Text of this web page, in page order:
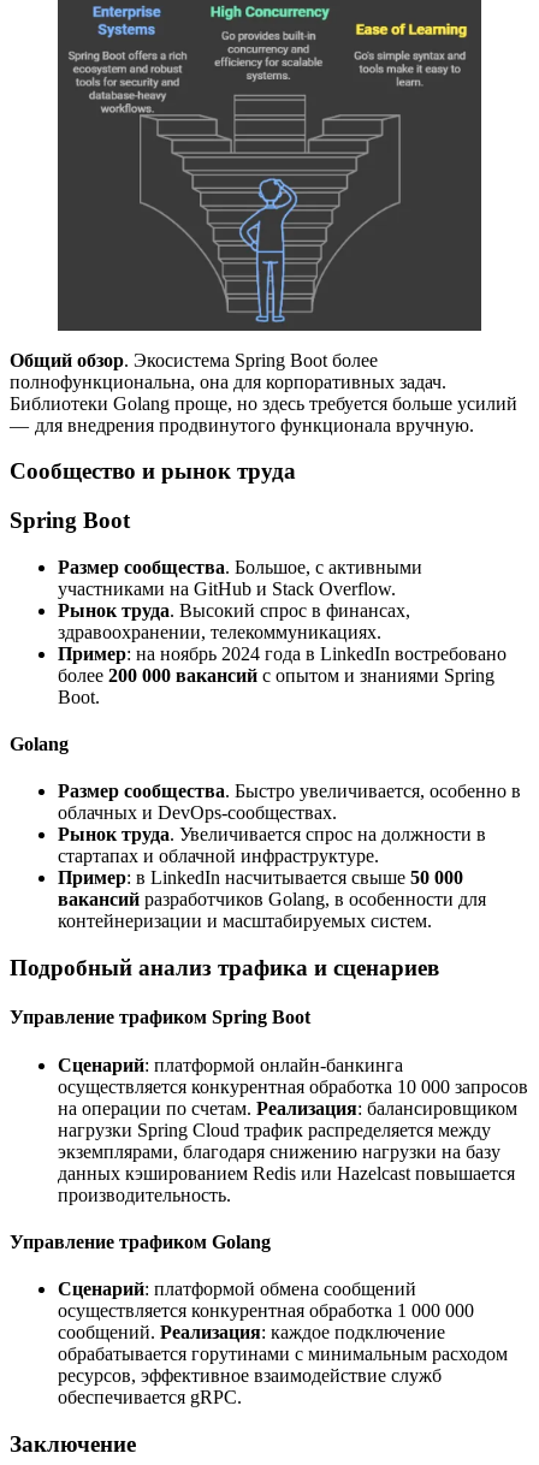
Общий обзор. Экосистема Spring Boot более
полнофункциональна, она для корпоративных задач.
Библиотеки Golang проще, но здесь требуется больше усилий
— для внедрения продвинутого функционала вручную.
Сообщество и рынок труда
Spring Boot
Размер сообщества. Большое, с активными
участниками на GitHub и Stack Overflow.
Рынок труда. Высокий спрос в финансах,
здравоохранении, телекоммуникациях.
Пример: на ноябрь 2024 года в LinkedIn востребовано
более 200 000 вакансий с опытом и знаниями Spring
Boot.
Golang
Размер сообщества. Быстро увеличивается, особенно в
облачных и DevOps-сообществах.
Рынок труда. Увеличивается спрос на должности в
стартапах и облачной инфраструктуре.
Пример: в LinkedIn насчитывается свыше 50 000
вакансий разработчиков Golang, в особенности для
контейнеризации и масштабируемых систем.
Подробный анализ трафика и сценариев
Управление трафиком Spring Boot
Сценарий: платформой онлайн-банкинга
осуществляется конкурентная обработка 10 000 запросов
на операции по счетам. Реализация: балансировщиком
нагрузки Spring Cloud трафик распределяется между
экземплярами, благодаря снижению нагрузки на базу
данных кэшированием Redis или Hazelcast повышается
производительность.
Управление трафиком Golang
Сценарий: платформой обмена сообщений
осуществляется конкурентная обработка 1 000 000
сообщений. Реализация: каждое подключение
обрабатывается горутинами с минимальным расходом
ресурсов, эффективное взаимодействие служб
обеспечивается gRPC.
Заключение